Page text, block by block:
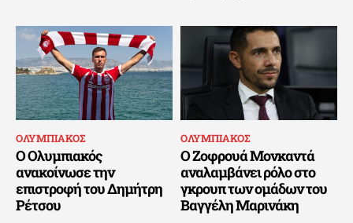
ΟΛΥΜΠΙΑΚΟΣ
Ο Ολυμπιακός
ανακοίνωσε την
επιστροφή του Δημήτρη
Ρέτσου
ΟΛΥΜΠΙΑΚΟΣ
Ο Ζοφρουά Μονκαντά
αναλαμβάνει ρόλο στο
γκρουπ των ομάδων του
Βαγγέλη Μαρινάκη